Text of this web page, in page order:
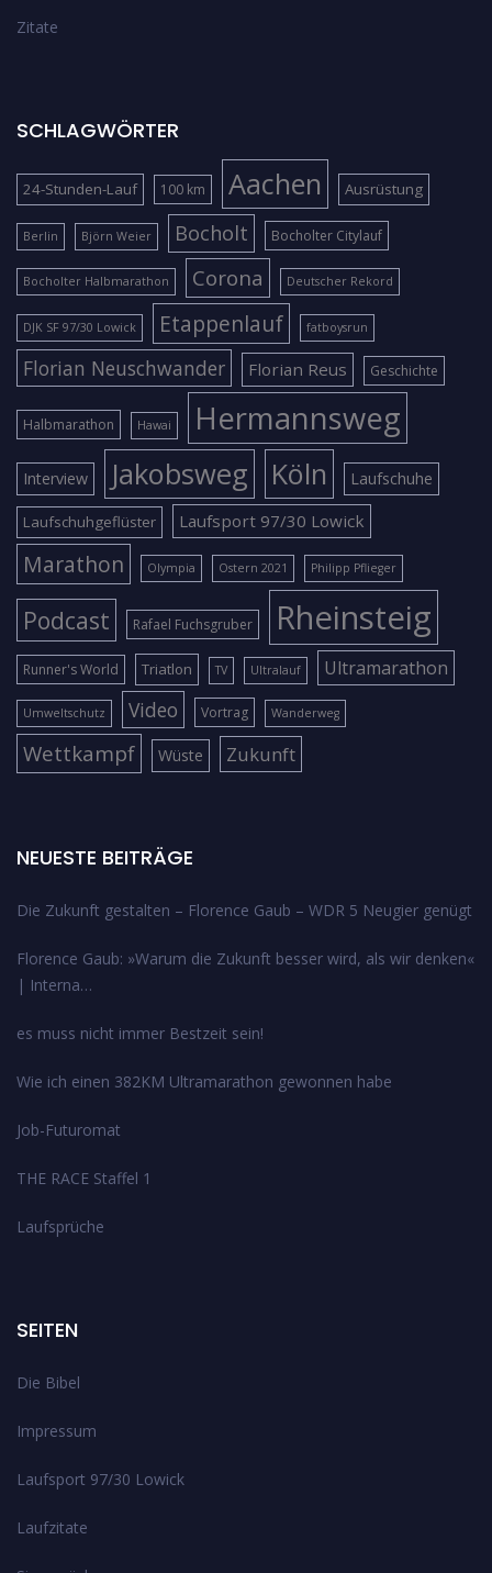
Zitate
SCHLAGWÖRTER
24-Stunden-Lauf 100 km Aachen Ausrüstung
Berlin Björn Weier Bocholt Bocholter Citylauf
Bocholter Halbmarathon Corona Deutscher Rekord
DJK SF 97/30 Lowick Etappenlauf fatboysrun
Florian Neuschwander Florian Reus Geschichte
Halbmarathon Hawai Hermannsweg
Interview Jakobsweg Köln Laufschuhe
Laufschuhgeflüster Laufsport 97/30 Lowick
Marathon Olympia Ostern 2021 Philipp Pflieger
Podcast Rafael Fuchsgruber Rheinsteig
Runner's World Triatlon TV Ultralauf Ultramarathon
Umweltschutz Video Vortrag Wanderweg
Wettkampf Wüste Zukunft
NEUESTE BEITRÄGE
Die Zukunft gestalten – Florence Gaub – WDR 5 Neugier genügt
Florence Gaub: »Warum die Zukunft besser wird, als wir denken«
| Interna…
es muss nicht immer Bestzeit sein!
Wie ich einen 382KM Ultramarathon gewonnen habe
Job-Futuromat
THE RACE Staffel 1
Laufsprüche
SEITEN
Die Bibel
Impressum
Laufsport 97/30 Lowick
Laufzitate